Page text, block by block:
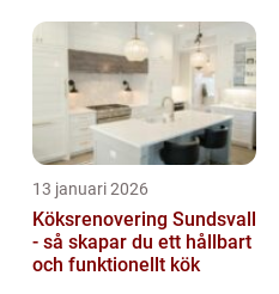
13 januari 2026
Köksrenovering Sundsvall
- så skapar du ett hållbart
och funktionellt kök